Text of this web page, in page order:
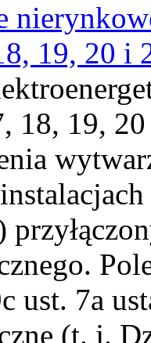
19, 20 i
18, 19,
ust. 7a
(t. j.